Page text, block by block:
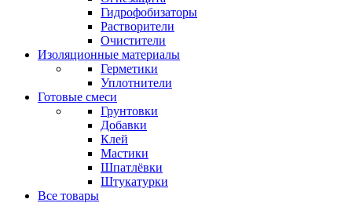
Гидрофобизаторы
Растворители
Очистители
Изоляционные материалы
Герметики
Уплотнители
Готовые смеси
Грунтовки
Добавки
Клей
Мастики
Шпатлёвки
Штукатурки
Все товары